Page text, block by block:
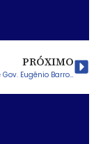
PRÓXIMO
SINTESPGEB de Gov. Eugênio Barros-MA acordou importantes pautas com a gestão municipal